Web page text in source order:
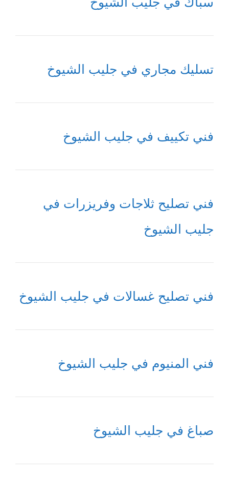
تسليك مجاري في جليب الشيوخ
فني تكييف في جليب الشيوخ
فني تصليح ثلاجات وفريزرات في
جليب الشيوخ
فني تصليح غسالات في جليب الشيوخ
فني المنيوم في جليب الشيوخ
صباغ في جليب الشيوخ